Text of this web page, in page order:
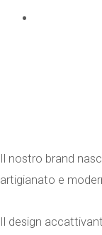
Il nostro brand
artigianato e
Il design